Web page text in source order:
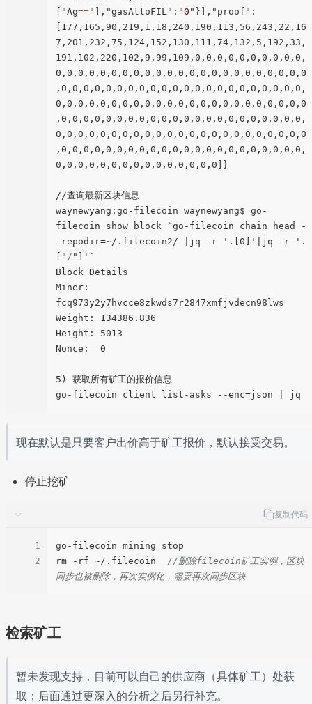
["Ag=="],"gasAttoFIL":"0 "}],"proof":
[177,165,90,219,1,18,240,190,113,56,243,22,16
7,201,232,75,124,152,130,111,74,132,5,192,33,
191,102,220,102,9,99,109,0,0,0,0,0,0,0,0,0,0,
0,0,0,0,0,0,0,0,0,0,0,0,0,0,0,0,0,0,0,0,0,0,0
,0,0,0,0,0,0,0,0,0,0,0,0,0,0,0,0,0,0,0,0,0,0,
0,0,0,0,0,0,0,0,0,0,0,0,0,0,0,0,0,0,0,0,0,0,0
,0,0,0,0,0,0,0,0,0,0,0,0,0,0,0,0,0,0,0,0,0,0,
0,0,0,0,0,0,0,0,0,0,0,0,0,0,0,0,0,0,0,0,0,0,0
,0,0,0,0,0,0,0,0,0,0,0,0,0,0,0,0,0,0,0,0,0,0,
0,0,0,0,0,0,0,0,0,0,0,0,0,0,0]}
//查询最新区块信息
waynewyang:go-filecoin waynewyang$ go-
filecoin show block `go-filecoin chain head -
-repodir=~/.filecoin2/ |jq -r '.[0]'|jq -r '.
[" / "]'`
Block Details
Miner:
fcq973y2y7hvcce8zkwds7r2847xmfjvdecn98lws
Weight: 134386.836
Height: 5013
Nonce:  0
5) 获取所有矿工的报价信息
现在默认是只要客户出价高于矿工报价，默认接受交易。
停止挖矿
复制代码
1
2
go-filecoin mining stop
rm -rf ~/.filecoin //删除filecoin矿工实例，区块
同步也被删除，再次实例化，需要再次同步区块
检索矿工
暂未发现支持，目前可以自己的供应商（具体矿工）处获
取；后面通过更深入的分析之后另行补充。